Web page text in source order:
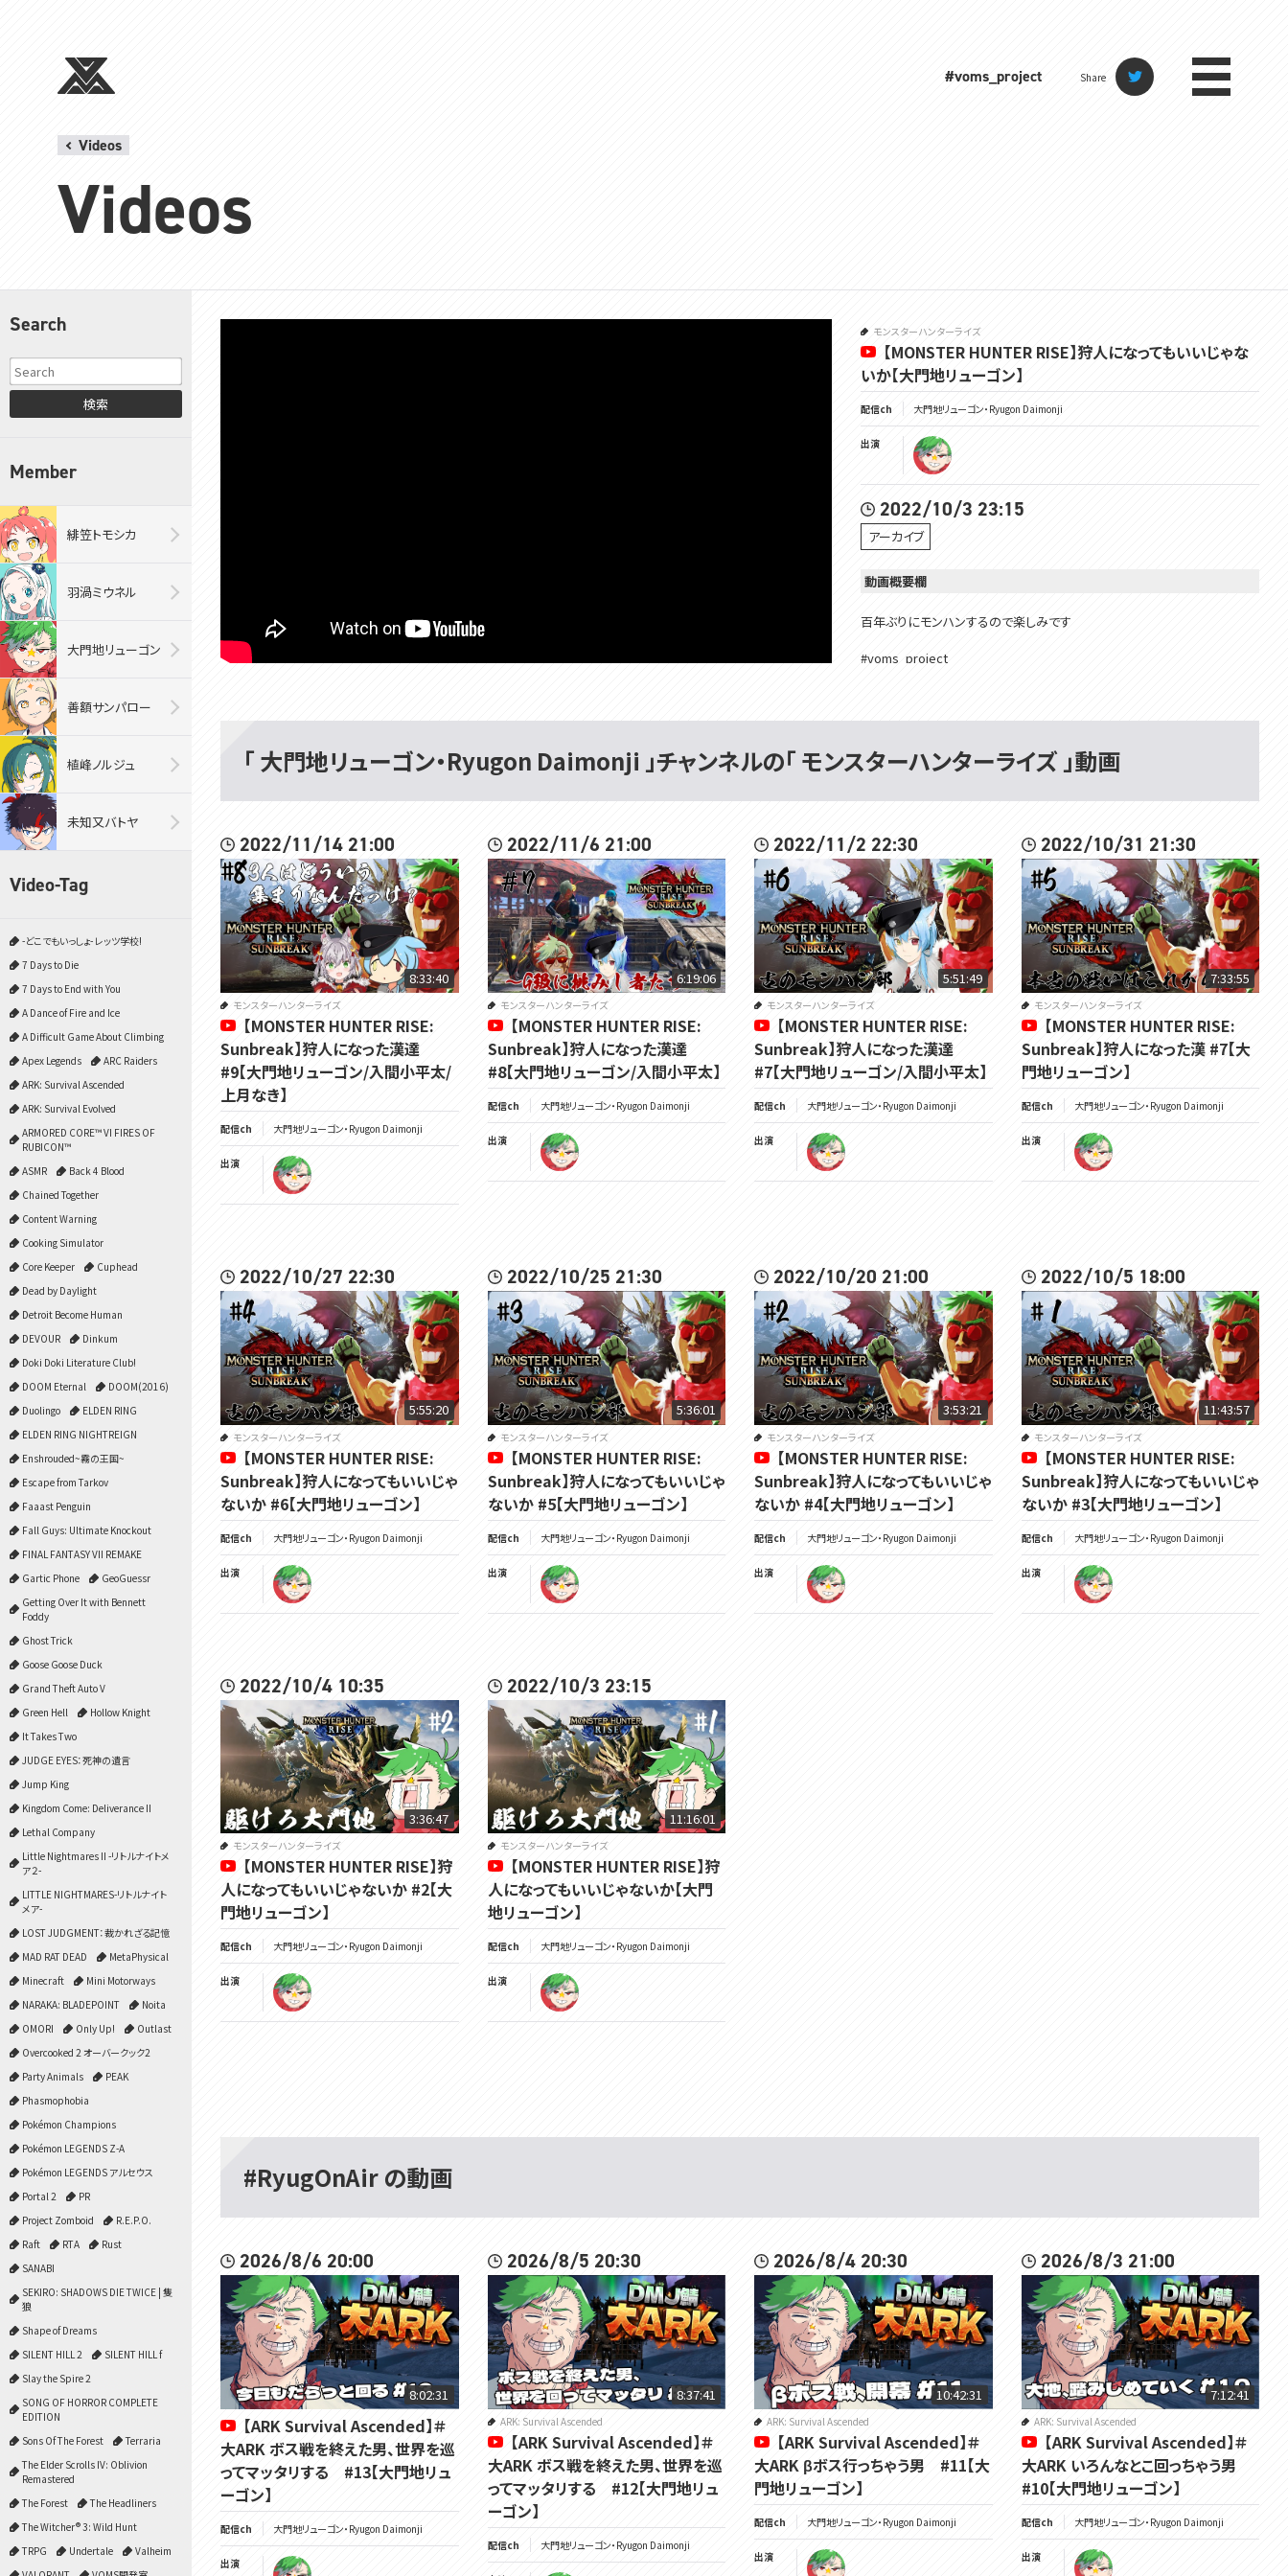
#voms_project Share
Videos
Videos
Search
検索
Member
緋笠トモシカ
羽渦ミウネル
大門地リューゴン
善額サンパロー
植峰ノルジュ
未知又バトヤ
Video-Tag
-どこでもいっしょ- レッツ学校!
7 Days to Die
7 Days to End with You
A Dance of Fire and Ice
A Difficult Game About Climbing
Apex Legends
ARC Raiders
ARK: Survival Ascended
ARK: Survival Evolved
ARMORED CORE™ VI FIRES OF
RUBICON™
ASMR
Back 4 Blood
Chained Together
Content Warning
Cooking Simulator
Core Keeper
Cuphead
Dead by Daylight
Detroit Become Human
DEVOUR
Dinkum
Doki Doki Literature Club!
DOOM Eternal
DOOM(2016)
Duolingo
ELDEN RING
ELDEN RING NIGHTREIGN
Enshrouded~霧の王国~
Escape from Tarkov
Faaast Penguin
Fall Guys: Ultimate Knockout
FINAL FANTASY VII REMAKE
Gartic Phone
GeoGuessr
Getting Over It with Bennett
Foddy
Ghost Trick
Goose Goose Duck
Grand Theft Auto V
Green Hell
Hollow Knight
It Takes Two
JUDGE EYES：死神の遺言
Jump King
Kingdom Come: Deliverance II
Lethal Company
Little Nightmares II -リトルナイトメ
ア２-
LITTLE NIGHTMARES-リトルナイト
メア-
LOST JUDGMENT：裁かれざる記憶
MAD RAT DEAD
MetaPhysical
Minecraft
Mini Motorways
NARAKA: BLADEPOINT
Noita
OMORI
Only Up!
Outlast
Overcooked 2 オーバークック2
Party Animals
PEAK
Phasmophobia
Pokémon Champions
Pokémon LEGENDS Z-A
Pokémon LEGENDS アルセウス
Portal 2
PR
Project Zomboid
R.E.P.O.
Raft
RTA
Rust
SANABI
SEKIRO: SHADOWS DIE TWICE | 隻
狼
Shape of Dreams
SILENT HILL 2
SILENT HILL f
Slay the Spire 2
SONG OF HORROR COMPLETE
EDITION
Sons Of The Forest
Terraria
The Elder Scrolls IV: Oblivion
Remastered
The Forest
The Headliners
The Witcher® 3: Wild Hunt
TRPG
Undertale
Valheim
モンスターハンターライズ
【MONSTER HUNTER RISE】狩人になってもいいじゃな
いか【大門地リューゴン】
配信ch 大門地リューゴン・Ryugon Daimonji
出演
2022/10/3 23:15
アーカイブ
動画概要欄
百年ぶりにモンハンするので楽しみです
#voms_project
「 大門地リューゴン・Ryugon Daimonji 」チャンネルの「 モンスターハンターライズ 」動画
2022/11/14 21:00
8:33:40
モンスターハンターライズ
【MONSTER HUNTER RISE:
Sunbreak】狩人になった漢達
#9【大門地リューゴン/入間小平太/
上月なき】
配信ch 大門地リューゴン・Ryugon Daimonji
出演
2022/11/6 21:00
6:19:06
モンスターハンターライズ
【MONSTER HUNTER RISE:
Sunbreak】狩人になった漢達
#8【大門地リューゴン/入間小平太】
配信ch 大門地リューゴン・Ryugon Daimonji
出演
2022/11/2 22:30
5:51:49
モンスターハンターライズ
【MONSTER HUNTER RISE:
Sunbreak】狩人になった漢達
#7【大門地リューゴン/入間小平太】
配信ch 大門地リューゴン・Ryugon Daimonji
出演
2022/10/31 21:30
7:33:55
モンスターハンターライズ
【MONSTER HUNTER RISE:
Sunbreak】狩人になった漢 #7【大
門地リューゴン】
配信ch 大門地リューゴン・Ryugon Daimonji
出演
2022/10/27 22:30
5:55:20
モンスターハンターライズ
【MONSTER HUNTER RISE:
Sunbreak】狩人になってもいいじゃ
ないか #6【大門地リューゴン】
配信ch 大門地リューゴン・Ryugon Daimonji
出演
2022/10/25 21:30
5:36:01
モンスターハンターライズ
【MONSTER HUNTER RISE:
Sunbreak】狩人になってもいいじゃ
ないか #5【大門地リューゴン】
配信ch 大門地リューゴン・Ryugon Daimonji
出演
2022/10/20 21:00
3:53:21
モンスターハンターライズ
【MONSTER HUNTER RISE:
Sunbreak】狩人になってもいいじゃ
ないか #4【大門地リューゴン】
配信ch 大門地リューゴン・Ryugon Daimonji
出演
2022/10/5 18:00
11:43:57
モンスターハンターライズ
【MONSTER HUNTER RISE:
Sunbreak】狩人になってもいいじゃ
ないか #3【大門地リューゴン】
配信ch 大門地リューゴン・Ryugon Daimonji
出演
2022/10/4 10:35
3:36:47
モンスターハンターライズ
【MONSTER HUNTER RISE】狩
人になってもいいじゃないか #2【大
門地リューゴン】
配信ch 大門地リューゴン・Ryugon Daimonji
出演
2022/10/3 23:15
11:16:01
モンスターハンターライズ
【MONSTER HUNTER RISE】狩
人になってもいいじゃないか【大門
地リューゴン】
配信ch 大門地リューゴン・Ryugon Daimonji
出演
#RyugOnAir の動画
2026/8/6 20:00
8:02:31
【ARK Survival Ascended】＃
大ARK ボス戦を終えた男、世界を巡
ってマッタリする #13【大門地リュ
ーゴン】
配信ch 大門地リューゴン・Ryugon Daimonji
出演
2026/8/5 20:30
8:37:41
ARK: Survival Ascended
【ARK Survival Ascended】＃
大ARK ボス戦を終えた男、世界を巡
ってマッタリする #12【大門地リュ
ーゴン】
配信ch 大門地リューゴン・Ryugon Daimonji
2026/8/4 20:30
10:42:31
ARK: Survival Ascended
【ARK Survival Ascended】＃
大ARK βボス行っちゃう男 #11【大
門地リューゴン】
配信ch 大門地リューゴン・Ryugon Daimonji
出演
2026/8/3 21:00
7:12:41
ARK: Survival Ascended
【ARK Survival Ascended】＃
大ARK いろんなとこ回っちゃう男
#10【大門地リューゴン】
配信ch 大門地リューゴン・Ryugon Daimonji
出演